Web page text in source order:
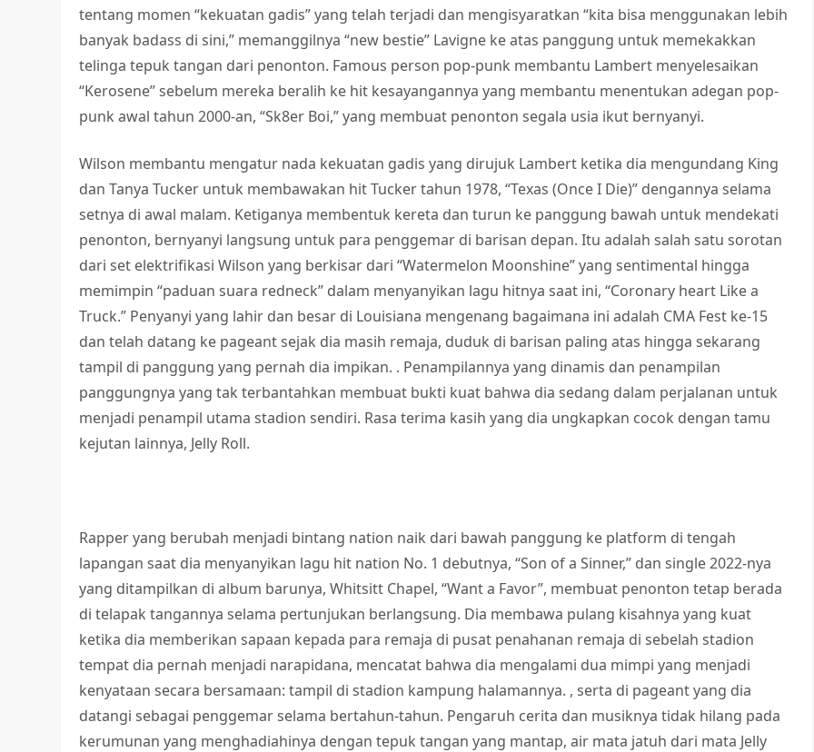
tentang momen “kekuatan gadis” yang telah terjadi dan mengisyaratkan “kita bisa menggunakan lebih
banyak badass di sini,” memanggilnya “new bestie” Lavigne ke atas panggung untuk memekakkan
telinga tepuk tangan dari penonton. Famous person pop-punk membantu Lambert menyelesaikan
“Kerosene” sebelum mereka beralih ke hit kesayangannya yang membantu menentukan adegan pop-
punk awal tahun 2000-an, “Sk8er Boi,” yang membuat penonton segala usia ikut bernyanyi.
Wilson membantu mengatur nada kekuatan gadis yang dirujuk Lambert ketika dia mengundang King
dan Tanya Tucker untuk membawakan hit Tucker tahun 1978, “Texas (Once I Die)” dengannya selama
setnya di awal malam. Ketiganya membentuk kereta dan turun ke panggung bawah untuk mendekati
penonton, bernyanyi langsung untuk para penggemar di barisan depan. Itu adalah salah satu sorotan
dari set elektrifikasi Wilson yang berkisar dari “Watermelon Moonshine” yang sentimental hingga
memimpin “paduan suara redneck” dalam menyanyikan lagu hitnya saat ini, “Coronary heart Like a
Truck.” Penyanyi yang lahir dan besar di Louisiana mengenang bagaimana ini adalah CMA Fest ke-15
dan telah datang ke pageant sejak dia masih remaja, duduk di barisan paling atas hingga sekarang
tampil di panggung yang pernah dia impikan. . Penampilannya yang dinamis dan penampilan
panggungnya yang tak terbantahkan membuat bukti kuat bahwa dia sedang dalam perjalanan untuk
menjadi penampil utama stadion sendiri. Rasa terima kasih yang dia ungkapkan cocok dengan tamu
kejutan lainnya, Jelly Roll.
Rapper yang berubah menjadi bintang nation naik dari bawah panggung ke platform di tengah
lapangan saat dia menyanyikan lagu hit nation No. 1 debutnya, “Son of a Sinner,” dan single 2022-nya
yang ditampilkan di album barunya, Whitsitt Chapel, “Want a Favor”, membuat penonton tetap berada
di telapak tangannya selama pertunjukan berlangsung. Dia membawa pulang kisahnya yang kuat
ketika dia memberikan sapaan kepada para remaja di pusat penahanan remaja di sebelah stadion
tempat dia pernah menjadi narapidana, mencatat bahwa dia mengalami dua mimpi yang menjadi
kenyataan secara bersamaan: tampil di stadion kampung halamannya. , serta di pageant yang dia
datangi sebagai penggemar selama bertahun-tahun. Pengaruh cerita dan musiknya tidak hilang pada
kerumunan yang menghadiahinya dengan tepuk tangan yang mantap, air mata jatuh dari mata Jelly